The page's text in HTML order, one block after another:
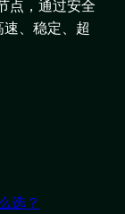
点，通过安全
、稳定、超
选？